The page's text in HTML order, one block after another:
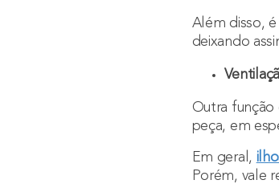
Além disso,
deixando
Outra função
peça, em
Em geral,
Porém, vale